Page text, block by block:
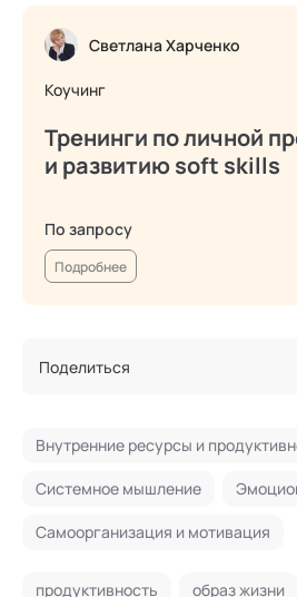
Светлана Харченко
Коучинг
Тренинги по личной
и развитию soft skills
По запросу
Подробнее
Поделиться
Внутренние ресурсы и
Системное мышление
Самоорганизация и мотивация
продуктивность образ жизни